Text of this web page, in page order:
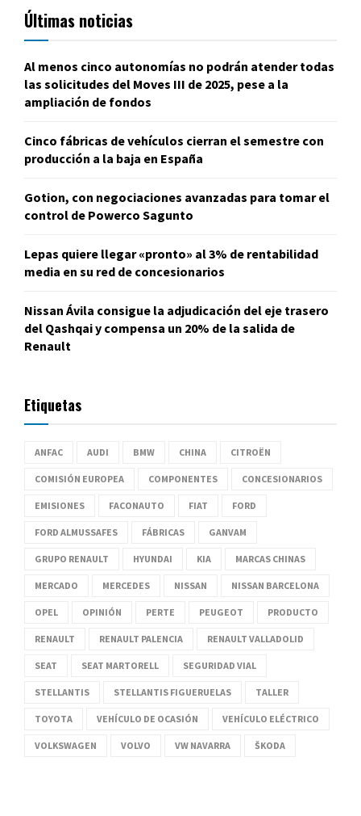
Últimas noticias
Al menos cinco autonomías no podrán atender todas
las solicitudes del Moves III de 2025, pese a la
ampliación de fondos
Cinco fábricas de vehículos cierran el semestre con
producción a la baja en España
Gotion, con negociaciones avanzadas para tomar el
control de Powerco Sagunto
Lepas quiere llegar «pronto» al 3% de rentabilidad
media en su red de concesionarios
Nissan Ávila consigue la adjudicación del eje trasero
del Qashqai y compensa un 20% de la salida de
Renault
Etiquetas
ANFAC AUDI BMW CHINA CITROËN
COMISIÓN EUROPEA COMPONENTES CONCESIONARIOS
EMISIONES FACONAUTO FIAT FORD
FORD ALMUSSAFES FÁBRICAS GANVAM
GRUPO RENAULT HYUNDAI KIA MARCAS CHINAS
MERCADO MERCEDES NISSAN NISSAN BARCELONA
OPEL OPINIÓN PERTE PEUGEOT PRODUCTO
RENAULT RENAULT PALENCIA RENAULT VALLADOLID
SEAT SEAT MARTORELL SEGURIDAD VIAL
STELLANTIS STELLANTIS FIGUERUELAS TALLER
TOYOTA VEHÍCULO DE OCASIÓN VEHÍCULO ELÉCTRICO
VOLKSWAGEN VOLVO VW NAVARRA ŠKODA